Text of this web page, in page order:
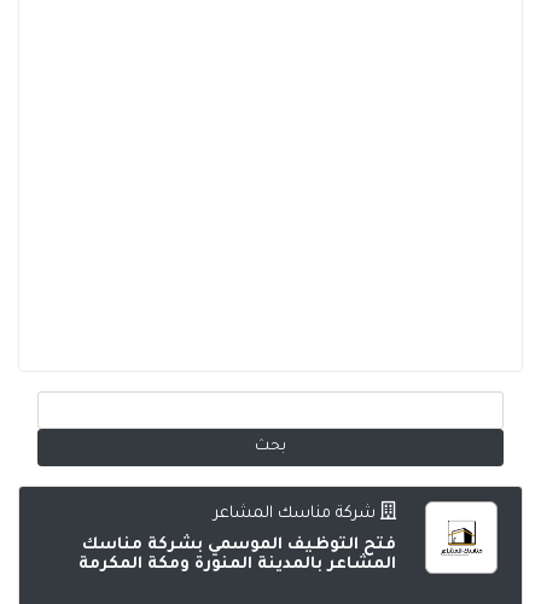
شركة مناسك المشاعر
فتح التوظيف الموسمي بشركة مناسك
المشاعر بالمدينة المنورة ومكة المكرمة